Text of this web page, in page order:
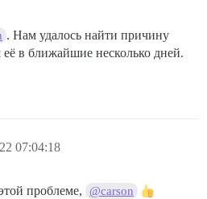
. Нам удалось найти причину
в ближайшие несколько дней.
07:04:18
проблеме, @carson